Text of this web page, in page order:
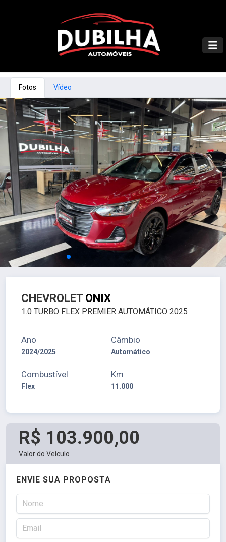
Fotos Vídeo
CHEVROLET ONIX
1.0 TURBO FLEX PREMIER AUTOMÁTICO 2025
Ano
2024/2025
Câmbio
Automático
Combustível
Flex
Km
11.000
R$ 103.900,00
Valor do Veículo
ENVIE SUA PROPOSTA